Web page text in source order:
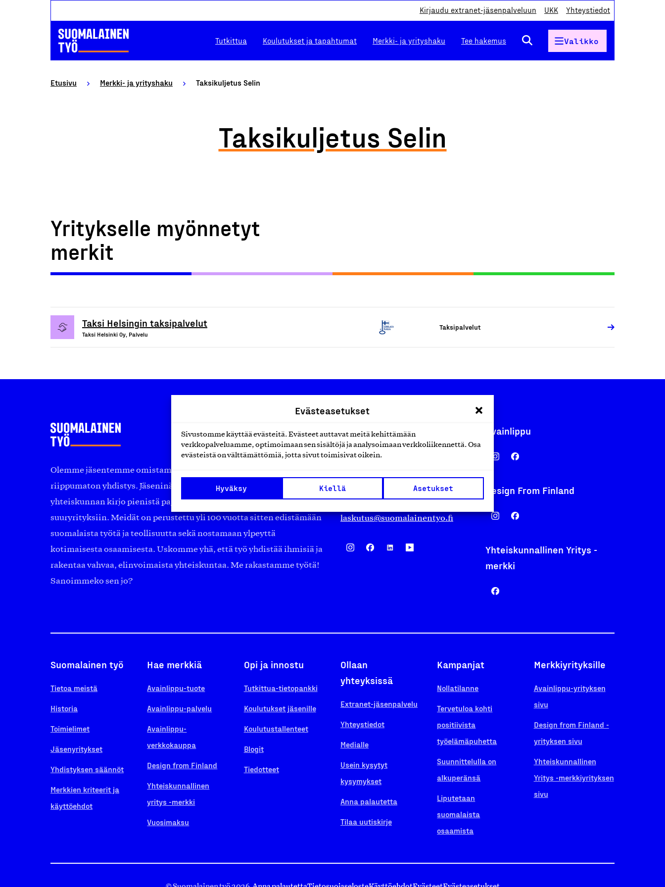
Evästeasetukset
Sivustomme käyttää evästeitä. Evästeet auttavat meitä kehittämään
verkkopalveluamme, optimoimaan sen sisältöjä ja analysoimaan verkkoliikennettä. Osa
evästeistä on välttämättömiä, jotta sivut toimisivat oikein.
Hyväksy Kiellä Asetukset
Kirjaudu extranet-jäsenpalveluun UKK Yhteystiedot
Tutkittua Koulutukset ja tapahtumat Merkki- ja yrityshaku Tee hakemus Valikko
Etusivu Merkki- ja yrityshaku Taksikuljetus Selin
Taksikuljetus Selin
Yritykselle myönnetyt
merkit
Taksi Helsingin taksipalvelut
Taksi Helsinki Oy, Palvelu
Taksipalvelut
Olemme jäsentemme omistama puolueeton, työmarkkinajärjestöistä
riippumaton yhdistys. Jäseninämme on koko suomalaisen
yhteiskunnan kirjo pienistä pajoista ja yhteisöistä kansainvälisiin
suuryrityksiin. Meidät on perustettu yli 100 vuotta sitten edistämään
suomalaista työtä ja teollisuutta sekä nostamaan ylpeyttä
kotimaisesta osaamisesta. Uskomme yhä, että työ yhdistää ihmisiä ja
rakentaa vahvaa, elinvoimaista yhteiskuntaa. Me rakastamme työtä!
Sanoimmeko sen jo?
Suomalainen työ ry
Eteläranta 14,
Finland
asiakaspalvelu@suomalainentyo.fi
laskutus@suomalainentyo.fi
Avainlippu
Design From Finland
Yhteiskunnallinen Yritys -
merkki
Suomalainen työ
Tietoa meistä
Historia
Toimielimet
Jäsenyritykset
Yhdistyksen säännöt
Merkkien kriteerit ja
käyttöehdot
Hae merkkiä
Avainlippu-tuote
Avainlippu-palvelu
Avainlippu-
verkkokauppa
Design from Finland
Yhteiskunnallinen
yritys -merkki
Vuosimaksu
Opi ja innostu
Tutkittua-tietopankki
Koulutukset jäsenille
Koulutustallenteet
Blogit
Tiedotteet
Ollaan
yhteyksissä
Extranet-jäsenpalvelu
Yhteystiedot
Medialle
Usein kysytyt
kysymykset
Anna palautetta
Tilaa uutiskirje
Kampanjat
Nollatilanne
Tervetuloa kohti
positiivista
työelämäpuhetta
Suunnittelulla on
alkuperänsä
Liputetaan
suomalaista
osaamista
Merkkiyrityksille
Avainlippu-yrityksen
sivu
Design from Finland -
yrityksen sivu
Yhteiskunnallinen
Yritys -merkkiyrityksen
sivu